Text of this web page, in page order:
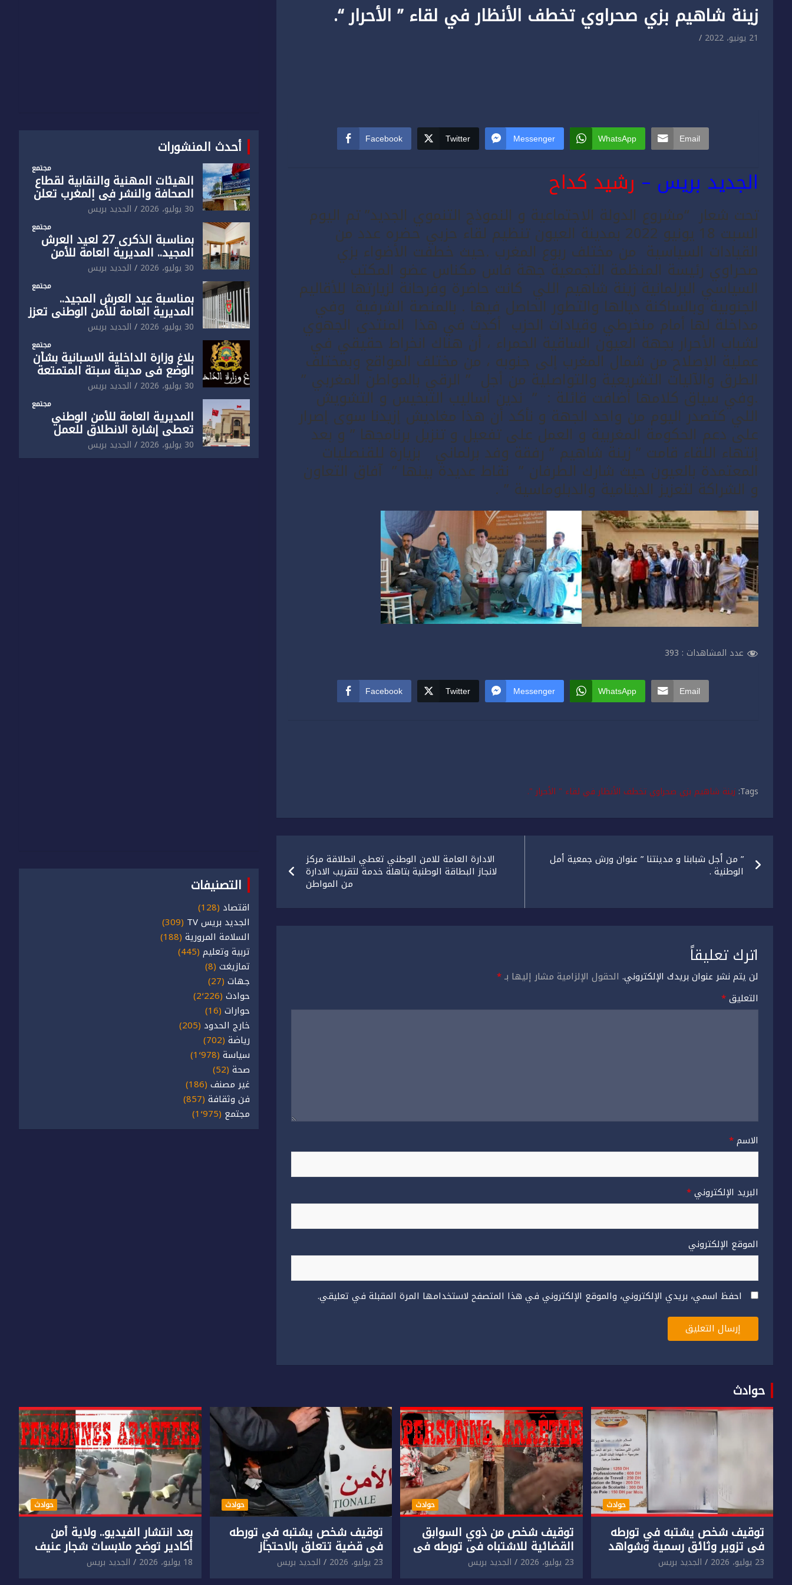
زينة شاهيم بزي صحراوي تخطف الأنظار في لقاء ” الأحرار “.
21 يونيو، 2022
Facebook Twitter Messenger WhatsApp Email
الجديد بريس – رشيد كداح
تحت شعار “مشروع الدولة الاجتماعية و النموذج التنموي الجديد” تم اليوم
السبت 18 يونيو 2022 بمدينة العيون تنظيم لقاء حزبي حضره عدد من
القيادات السياسية من مختلف ربوع المغرب .حيث خطفت الأضواء بزي
صحراوي رئيسة المنظمة التجمعية جهة فاس مكناس عضو المكتب
السياسي البرلمانية زينة شاهيم اللي كانت حاضرة وفرحانة لزيارتها للأقاليم
الجنوبية وبالساكنة ديالها والتطور الحاصل فيها . بالمنصة الشرفية وفي
مداخلة لها أمام منخرطي وقيادات الحزب أكدت في هذا المنتدى الجهوي
لشباب الأحرار بجهة العيون الساقية الحمراء ، أن هناك انخراط حقيقي في
عملية الإصلاح من شمال المغرب إلى جنوبه ، من مختلف المواقع وبمختلف
الطرق والآليات التشريعية والتواصلية من أجل ” الرقي بالمواطن المغربي ”
.وفي سياق كلامها أضافت قائلة : ” ندين أساليب التبخيس و التشويش
اللي كتصدر اليوم من واحد الجهة و نأكد أن هذا مغاديش إزيدنا سوى إصرار
على دعم الحكومة المغربية و العمل على تفعيل و تنزيل برنامجها ” و بعد
إنتهاء اللقاء قامت ” زينة شاهيم ” رفقة وفد برلماني بزيارة للقنصليات
المعتمدة بالعيون حيث شارك الطرفان ” نقاط عديدة بينها ” آفاق التعاون
و الشراكة لتعزيز الدينامية والدبلوماسية ” .
عدد المشاهدات : 393
Facebook Twitter Messenger WhatsApp Email
Tags: زينة شاهيم بزي صحراوي تخطف الأنظار في لقاء " الأحرار ".
تصفّح
المقالات
” من أجل شبابنا و مدينتنا ” عنوان ورش جمعية أمل
الوطنية .
الادارة العامة للامن الوطني تعطي انطلاقة مركز
لانجاز البطاقة الوطنية بتاهلة خدمة لتقريب الادارة
من المواطن
اترك تعليقاً
لن يتم نشر عنوان بريدك الإلكتروني. الحقول الإلزامية مشار إليها بـ*
التعليق*
الاسم*
البريد الإلكتروني*
الموقع الإلكتروني
احفظ اسمي، بريدي الإلكتروني، والموقع الإلكتروني في هذا المتصفح لاستخدامها المرة المقبلة في تعليقي.
أحدث المنشورات
مجتمع
الهيئات المهنية والنقابية لقطاع
الصحافة والنشر في المغرب تعلن
رفضها القاطع لـ”أي أجندة انتخابية
مُعدة على مقاس سياسي
ومصلحي ضيق”
30 يوليو، 2026 الجديد بريس
مجتمع
بمناسبة الذكرى 27 لعيد العرش
المجيد.. المديرية العامة للأمن
الوطني تفتتح المقر الجديد لفرقة
الشرطة السياحية بفاس
30 يوليو، 2026 الجديد بريس
مجتمع
بمناسبة عيد العرش المجيد..
المديرية العامة للأمن الوطني تعزز
البنية الأمنية بالناظور بإحداث
فرقتين جديدتين
30 يوليو، 2026 الجديد بريس
مجتمع
بلاغ وزارة الداخلية الاسبانية بشأن
الوضع في مدينة سبتة المتمتعة
بالحكم الذاتي
30 يوليو، 2026 الجديد بريس
مجتمع
المديرية العامة للأمن الوطني
تعطي إشارة الانطلاق للعمل
بالمقر الجديد للدائرة الثالثة
للشرطة بولاية أمن العيون
30 يوليو، 2026 الجديد بريس
التصنيفات
اقتصاد (128)
الجديد بريس TV
(309)
السلامة المرورية (188)
تربية وتعليم (445)
تمازيغت (8)
جهات (27)
حوادث (2٬226)
حوارات (16)
خارج الحدود (205)
رياضة (702)
سياسة (1٬978)
صحة (52)
غير مصنف (186)
فن وثقافة (857)
مجتمع (1٬975)
حوادث
حوادث
توقيف شخص يشتبه في تورطه
في تزوير وثائق رسمية وشواهد
دراسية وعرضها للبيع بمقابل
مادي.
23 يوليو، 2026 الجديد بريس
حوادث
توقيف شخص من ذوي السوابق
القضائية للاشتباه في تورطه في
الابتزاز المقرون باعتداء جسدي
في حق سائح أجنبي.
23 يوليو، 2026 الجديد بريس
حوادث
توقيف شخص يشتبه في تورطه
في قضية تتعلق بالاحتجاز
المقرون بارتكاب اعتداء جنسي
ومحاولة إضرام النار عمدا.
23 يوليو، 2026 الجديد بريس
حوادث
بعد انتشار الفيديو.. ولاية أمن
أكادير توضح ملابسات شجار عنيف
بين سائق وسيدتين
18 يوليو، 2026 الجديد بريس